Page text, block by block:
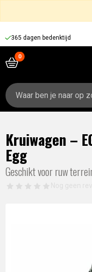
365 dagen bedenktijd
Zoeken
naar:
Kruiwagen –
Egg
Geschikt voor ruw